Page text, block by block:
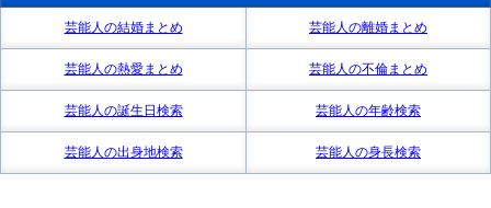
芸能人の結婚まとめ 芸能人の離婚まとめ
芸能人の熱愛まとめ 芸能人の不倫まとめ
芸能人の誕生日検索 芸能人の年齢検索
芸能人の出身地検索 芸能人の身長検索